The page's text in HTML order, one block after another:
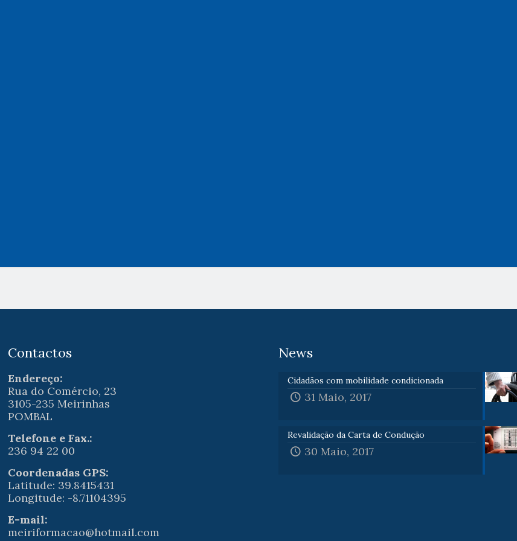
Contactos
Endereço:
Rua do Comércio, 23
3105-235 Meirinhas
POMBAL
Telefone e Fax.:
236 94 22 00
Coordenadas GPS:
Latitude: 39.8415431
Longitude: -8.71104395
E-mail:
meiriformacao@hotmail.com
News
Cidadãos com mobilidade condicionada
31 Maio, 2017
Revalidação da Carta de Condução
30 Maio, 2017